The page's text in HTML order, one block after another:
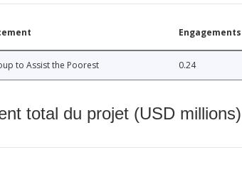
Engagements
to Assist the Poorest 0.24
total du projet (USD millions)